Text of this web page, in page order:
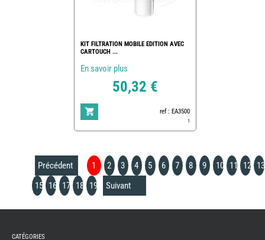
KIT FILTRATION MOBILE EDITION AVEC
CARTOUCH ...
En savoir plus
50,32 €
ref : EA3500
1
Précédent 1 2 3 4 5 6 7 8 9 10 11 12
13
15
16 17 18 19 Suivant
CATÉGORIES